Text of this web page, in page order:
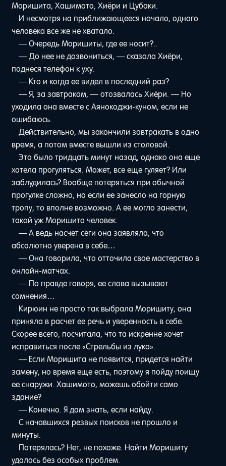
Моришита, Хашимото, Хиёри и Цубаки.
И несмотря на приближающееся начало, одного
человека все же не хватало.
— Очередь Моришиты, где ее носит?..
— До нее не дозвониться, — сказала Хиёри,
поднеся телефон к уху.
— Кто и когда ее видел в последний раз?
— Я, за завтраком, — отозвалась Хиёри. — Но
уходила она вместе с Аянокоджи-куном, если не
ошибаюсь.
Действительно, мы закончили завтракать в одно
время, а потом вместе вышли из столовой.
Это было тридцать минут назад, однако она еще
хотела прогуляться. Может, все еще гуляет? Или
заблудилась? Вообще потеряться при обычной
прогулке сложно, но если ее занесло на горную
тропу, то вполне возможно. А ее могло занести,
такой уж Моришита человек.
— А ведь насчет сёги она заявляла, что
абсолютно уверена в себе…
— Она говорила, что отточила свое мастерство в
онлайн-матчах.
— По правде говоря, ее слова вызывают
сомнения…
Кирюин не просто так выбрала Моришиту, она
приняла в расчет ее речь и уверенность в себе.
Скорее всего, посчитала, что та искренне хочет
исправиться после «Стрельбы из лука».
— Если Моришита не появится, придется найти
замену, но время еще есть, поэтому я пойду поищу
ее снаружи. Хашимото, можешь обойти само
здание?
— Конечно. Я дам знать, если найду.
С начавшихся резвых поисков не прошло и
минуты.
Потерялась? Нет, не похоже. Найти Моришиту
удалось без особых проблем.